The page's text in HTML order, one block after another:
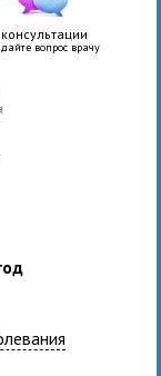
консультации
вопрос врачу